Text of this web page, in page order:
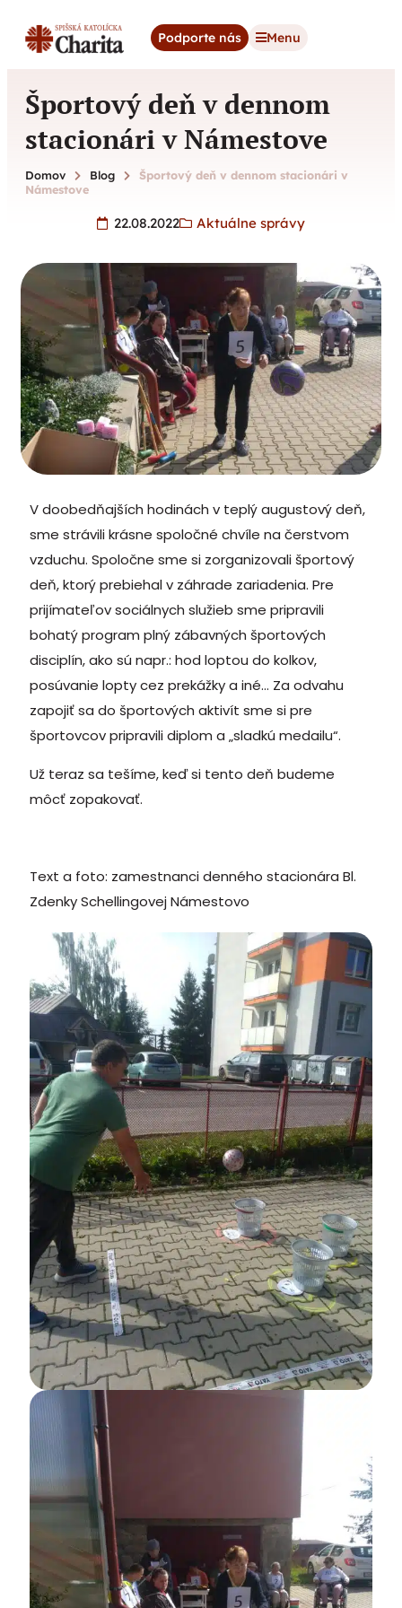
Podporte nás Menu
Športový deň v dennom
stacionári v Námestove
Domov Blog
Športový deň v dennom stacionári v
Námestove
22.08.2022 Aktuálne správy
V doobedňajších hodinách v teplý augustový deň,
sme strávili krásne spoločné chvíle na čerstvom
vzduchu. Spoločne sme si zorganizovali športový
deň, ktorý prebiehal v záhrade zariadenia. Pre
prijímateľov sociálnych služieb sme pripravili
bohatý program plný zábavných športových
disciplín, ako sú napr.: hod loptou do kolkov,
posúvanie lopty cez prekážky a iné… Za odvahu
zapojiť sa do športových aktivít sme si pre
športovcov pripravili diplom a „sladkú medailu“.
Už teraz sa tešíme, keď si tento deň budeme
môcť zopakovať.
Text a foto: zamestnanci denného stacionára Bl.
Zdenky Schellingovej Námestovo